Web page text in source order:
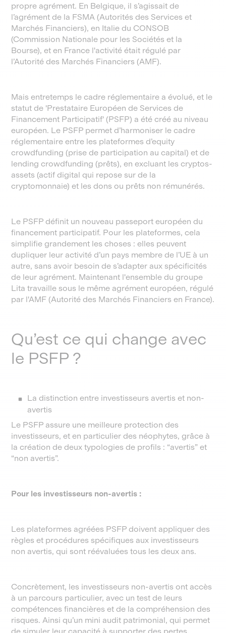
propre agrément. En Belgique, il s’agissait de
l’agrément de la FSMA (Autorités des Services et
Marchés Financiers), en Italie du CONSOB
(Commission Nationale pour les Sociétés et la
Bourse), et en France l'activité était régulé par
l’Autorité des Marchés Financiers (AMF).
Mais entretemps le cadre réglementaire a évolué, et le
statut de 'Prestataire Européen de Services de
Financement Participatif' (PSFP) a été créé au niveau
européen. Le PSFP permet d’harmoniser le cadre
réglementaire entre les plateformes d’equity
crowdfunding (prise de participation au capital) et de
lending crowdfunding (prêts), en excluant les cryptos-
assets (actif digital qui repose sur de la
cryptomonnaie) et les dons ou prêts non rémunérés.
Le PSFP définit un nouveau passeport européen du
financement participatif. Pour les plateformes, cela
simplifie grandement les choses : elles peuvent
dupliquer leur activité d’un pays membre de l’UE à un
autre, sans avoir besoin de s’adapter aux spécificités
de leur agrément. Maintenant l'ensemble du groupe
Lita travaille sous le même agrément européen, régulé
par l'AMF (Autorité des Marchés Financiers en France).
Qu’est ce qui change avec
le PSFP ?
La distinction entre investisseurs avertis et non-
avertis
Le PSFP assure une meilleure protection des
investisseurs, et en particulier des néophytes, grâce à
la création de deux typologies de profils : “avertis” et
“non avertis”.
Pour les investisseurs non-avertis :
Les plateformes agréées PSFP doivent appliquer des
règles et procédures spécifiques aux investisseurs
non avertis, qui sont réévaluées tous les deux ans.
Concrètement, les investisseurs non-avertis ont accès
à un parcours particulier, avec un test de leurs
compétences financières et de la compréhension des
risques. Ainsi qu’un mini audit patrimonial, qui permet